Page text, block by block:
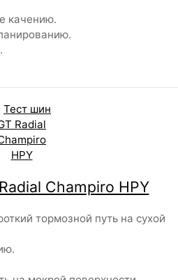
качению.
Champiro HPY
тормозной путь на сухой